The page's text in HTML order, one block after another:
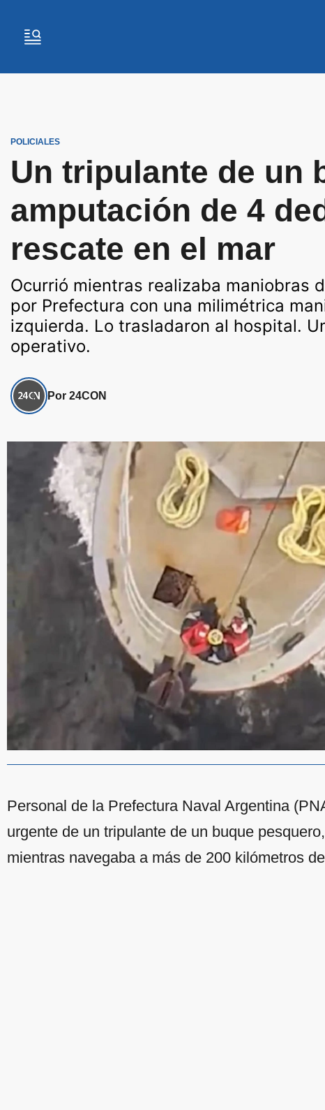
POLICIALES
Un tripulante de un
amputación de 4
rescate en el mar
Ocurrió mientras realizaba maniobras
por Prefectura con una milimétrica
izquierda. Lo trasladaron al hospital.
operativo.
Por 24CON
Personal de la Prefectura Naval Argentina
urgente de un tripulante de un buque
mientras navegaba a más de 200 kilómetros